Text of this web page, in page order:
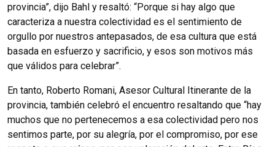
provincia”, dijo Bahl y resaltó: “Porque si hay algo que
caracteriza a nuestra colectividad es el sentimiento de
orgullo por nuestros antepasados, de esa cultura que está
basada en esfuerzo y sacrificio, y esos son motivos más
que válidos para celebrar”.
En tanto, Roberto Romani, Asesor Cultural Itinerante de la
provincia, también celebró el encuentro resaltando que “hay
muchos que no pertenecemos a esa colectividad pero nos
sentimos parte, por su alegría, por el compromiso, por ese